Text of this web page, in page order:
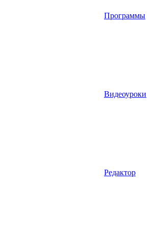
Программы
Видеоуроки
Редактор